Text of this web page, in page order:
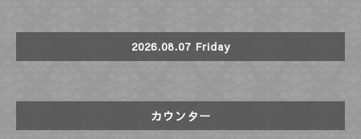
2026.08.07 Friday
カウンター